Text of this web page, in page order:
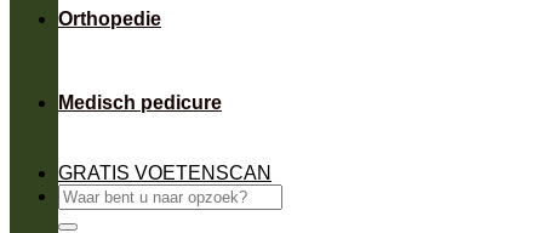
Orthopedie
Medisch pedicure
GRATIS VOETENSCAN
Zoeken
naar: